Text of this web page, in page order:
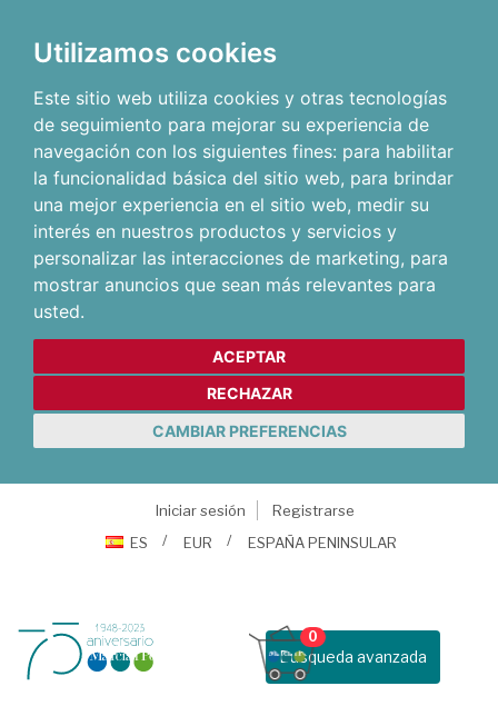
Utilizamos cookies
Este sitio web utiliza cookies y otras tecnologías
de seguimiento para mejorar su experiencia de
navegación con los siguientes fines: para habilitar
la funcionalidad básica del sitio web, para brindar
una mejor experiencia en el sitio web, medir su
interés en nuestros productos y servicios y
personalizar las interacciones de marketing, para
mostrar anuncios que sean más relevantes para
usted.
ACEPTAR
RECHAZAR
CAMBIAR PREFERENCIAS
Iniciar sesión
Registrarse
ES
EUR ESPAÑA PENINSULAR
Busqueda avanzada
0